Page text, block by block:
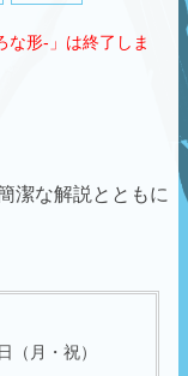
な形-」は終了しま
潔な解説とともに
（月・祝）